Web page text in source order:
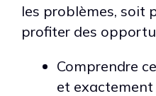
les problèmes, soit
profiter des
Comprendre
et